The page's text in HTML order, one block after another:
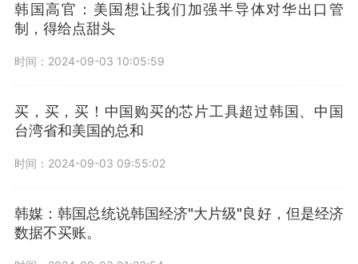
韩国高官：美国想让我们加强半导体对华出口管
制，得给点甜头
时间：2024-09-03 10:05:59
买，买，买！中国购买的芯片工具超过韩国、中国
台湾省和美国的总和
时间：2024-09-03 09:55:02
韩媒：韩国总统说韩国经济"大片级"良好，但是经济
数据不买账。